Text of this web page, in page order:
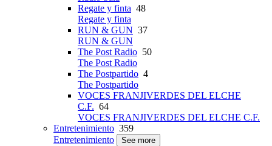
Regate y finta 48
Regate y finta
RUN & GUN 37
RUN & GUN
The Post Radio 50
The Post Radio
The Postpartido 4
The Postpartido
VOCES FRANJIVERDES DEL ELCHE
C.F. 64
VOCES FRANJIVERDES DEL ELCHE C.F.
Entretenimiento 359
Entretenimiento
See more